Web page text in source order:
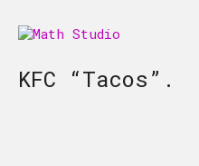
KFC “Tacos”.